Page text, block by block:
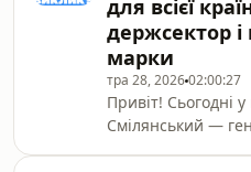
часто менш
системність,
кількість
розмови, який ви
любите: без
підготовлених
Ваня і Люда
для всієї
держсектор і
марки
тра 28, 202602:00:27
Привіт! Сьогодні у
Смілянський —